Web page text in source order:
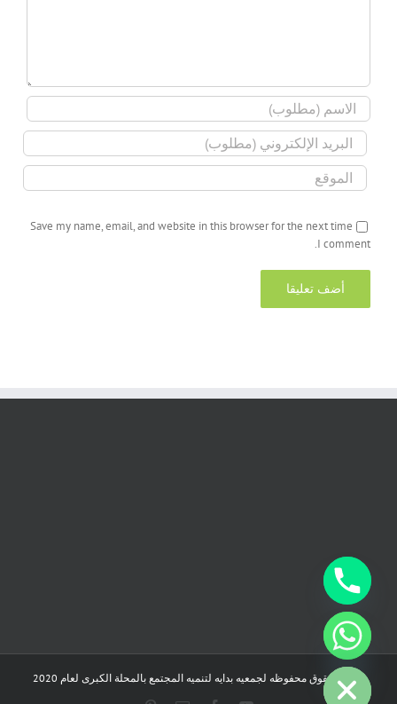
Save my name, email, and website in this browser for the next time
I comment.
جميع الحقوق محفوظه لجمعيه بدايه لتنميه المجتمع بالمحلة الكبرى لعام 2020
Hide
chaty